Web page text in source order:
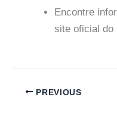
Encontre
site oficial do
PREVIOUS